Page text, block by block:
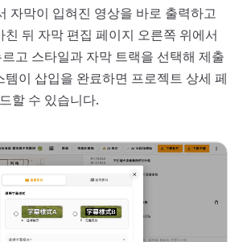
자막이 입혀진 영상을 바로 출력하고
친 뒤 자막 편집 페이지 오른쪽 위에서
고 스타일과 자막 트랙을 선택해 제출
템이 삽입을 완료하면 프로젝트 상세 페
할 수 있습니다.